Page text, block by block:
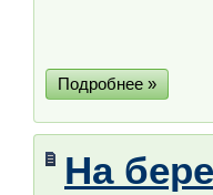
Подробнее »
На